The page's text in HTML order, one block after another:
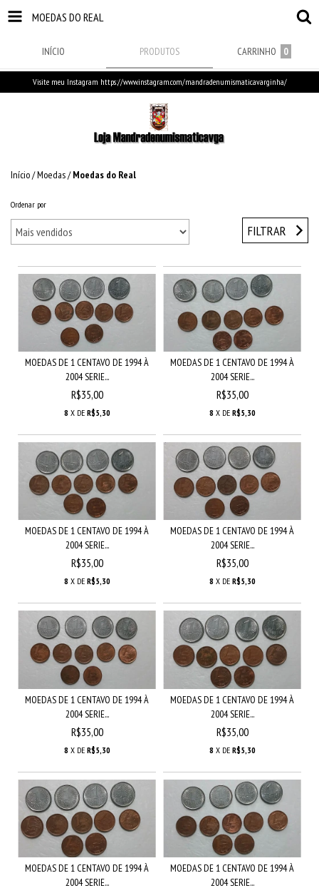
MOEDAS DO REAL
INÍCIO PRODUTOS CARRINHO 0
Visite meu Instagram https://www.instagram.com/mandradenumismaticavarginha/
Início/Moedas/ Moedas do Real
Ordenar por
FILTRAR
MOEDAS DE 1 CENTAVO DE 1994 À
2004 SERIE...
R$35,00
8 X DE R$5,30
MOEDAS DE 1 CENTAVO DE 1994 À
2004 SERIE...
R$35,00
8 X DE R$5,30
MOEDAS DE 1 CENTAVO DE 1994 À
2004 SERIE...
R$35,00
8 X DE R$5,30
MOEDAS DE 1 CENTAVO DE 1994 À
2004 SERIE...
R$35,00
8 X DE R$5,30
MOEDAS DE 1 CENTAVO DE 1994 À
2004 SERIE...
R$35,00
8 X DE R$5,30
MOEDAS DE 1 CENTAVO DE 1994 À
2004 SERIE...
R$35,00
8 X DE R$5,30
MOEDAS DE 1 CENTAVO DE 1994 À
2004 SERIE...
MOEDAS DE 1 CENTAVO DE 1994 À
2004 SERIE...